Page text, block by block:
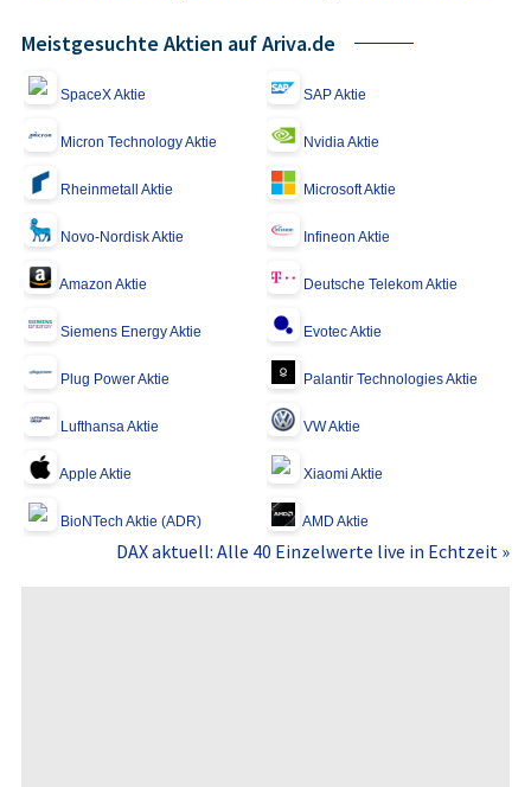
Meistgesuchte Aktien auf Ariva.de
SpaceX Aktie SAP Aktie
Micron Technology Aktie Nvidia Aktie
Rheinmetall Aktie Microsoft Aktie
Novo-Nordisk Aktie Infineon Aktie
Amazon Aktie Deutsche Telekom Aktie
Siemens Energy Aktie Evotec Aktie
Plug Power Aktie Palantir Technologies Aktie
Lufthansa Aktie VW Aktie
Apple Aktie Xiaomi Aktie
BioNTech Aktie (ADR) AMD Aktie
DAX aktuell: Alle 40 Einzelwerte live in Echtzeit »